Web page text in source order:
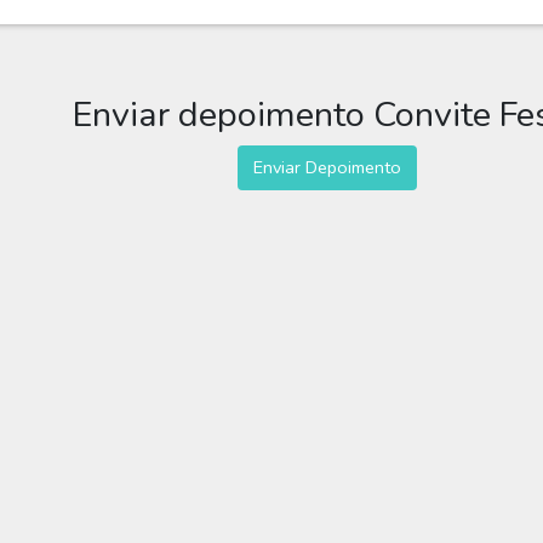
Enviar depoimento Convite
Enviar Depoimento